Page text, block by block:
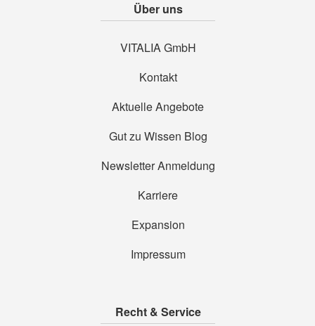
Über uns
VITALIA GmbH
Kontakt
Aktuelle Angebote
Gut zu Wissen Blog
Newsletter Anmeldung
Karriere
Expansion
Impressum
Recht & Service